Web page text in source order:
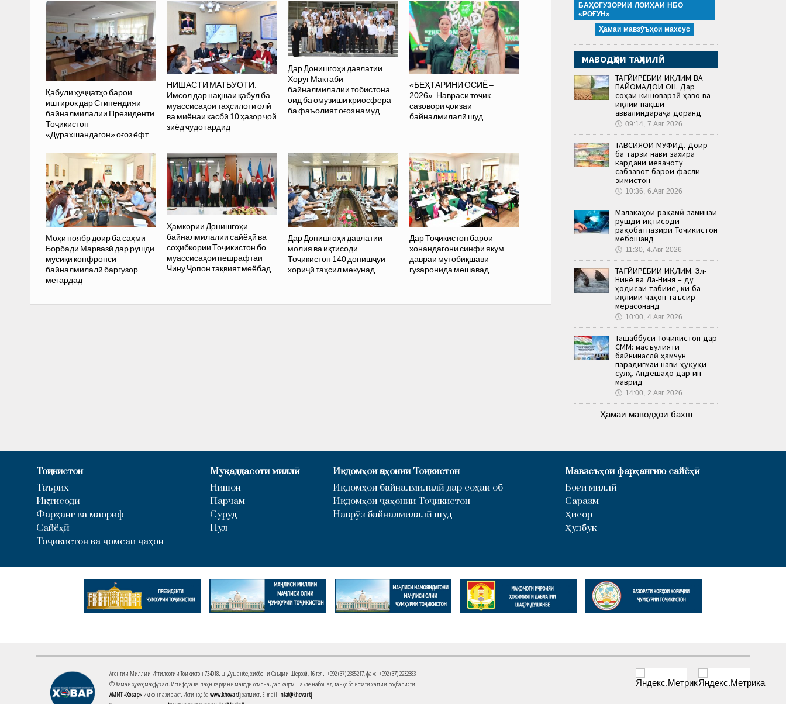
Қабули ҳуҷҷатҳо барои
иштирок дар Стипендияи
байналмилалии Президенти
Тоҷикистон
«Дурахшандагон» оғоз ёфт
НИШАСТИ МАТБУОТӢ.
Имсол дар нақшаи қабул ба
муассисаҳои таҳсилоти олӣ
ва миёнаи касбӣ 10 ҳазор ҷой
зиёд ҷудо гардид
Дар Донишгоҳи давлатии
Хоруғ Мактаби
байналмилалии тобистона
оид ба омӯзиши криосфера
ба фаъолият оғоз намуд
«БЕҲТАРИНИ ОСИЁ –
2026». Навраси тоҷик
сазовори ҷоизаи
байналмилалӣ шуд
Моҳи ноябр доир ба саҳми
Борбади Марвазӣ дар рушди
мусиқӣ конфронси
байналмилалӣ баргузор
мегардад
Ҳамкории Донишгоҳи
байналмилалии сайёҳӣ ва
соҳибкории Тоҷикистон бо
муассисаҳои пешрафтаи
Чину Ҷопон тақвият меёбад
Дар Донишгоҳи давлатии
молия ва иқтисоди
Тоҷикистон 140 донишҷӯи
хориҷӣ таҳсил мекунад
Дар Тоҷикистон барои
хонандагони синфи якум
давраи мутобиқшавӣ
гузаронида мешавад
БАҲОГУЗОРИИ ЛОИҲАИ НБО
«РОҒУН»
Ҳамаи мавзӯъҳои махсус
МАВОДҲОИ ТАҲЛИЛӢ
ТАҒЙИРЁБИИ ИҚЛИМ ВА
ПАЙОМАДҲОИ ОН. Дар
соҳаи кишоварзӣ ҳаво ва
иқлим нақши
аввалиндараҷа доранд
🕔 09:14, 7.Авг 2026
ТАВСИЯҲОИ МУФИД. Доир
ба тарзи нави захира
кардани меваҷоту
сабзавот барои фасли
зимистон
🕔 10:36, 6.Авг 2026
Малакаҳои рақамӣ заминаи
рушди иқтисоди
рақобатпазири Тоҷикистон
мебошанд
🕔 11:30, 4.Авг 2026
ТАҒЙИРЁБИИ ИҚЛИМ. Эл-
Нинё ва Ла-Ниня – ду
ҳодисаи табиие, ки ба
иқлими ҷаҳон таъсир
мерасонанд
🕔 10:00, 4.Авг 2026
Ташаббуси Тоҷикистон дар
СММ: масъулияти
байнинаслӣ ҳамчун
парадигмаи нави ҳуқуқи
сулҳ. Андешаҳо дар ин
маврид
🕔 14:00, 2.Авг 2026
Ҳамаи маводҳои бахш
Тоҷикистон
Таърих
Иқтисодӣ
Фарҳанг ва маориф
Сайёҳӣ
Тоҷикистон ва ҷомеаи ҷаҳон
Муқаддасоти миллӣ
Нишон
Парчам
Суруд
Пул
Иқдомҳои ҷаҳонии Тоҷикистон
Иқдомҳои байналмилалӣ дар соҳаи об
Иқдомҳои ҷаҳонии Тоҷикистон
Наврӯз байналмилалӣ шуд
Мавзеъҳои фарҳангию сайёҳӣ
Боғи миллӣ
Саразм
Ҳисор
Ҳулбук
Агентии Миллии Иттилоотии Тоҷикистон 734018. ш. Душанбе, хиёбони Саъдии Шерозӣ, 16 тел.: +992 (37) 2385217, факс: +992 (37) 2232383
© Ҳамаи ҳуқуқ маҳфуз аст. Истифода ва паҳн кардани маводи сомона, дар кадом шакле набошад, танҳо бо иҷозати хаттии роҳбарияти
АМИТ «Ховар» имконпазир аст. Истинод ба www.khovar.tjҳатмист. E-mail: niat@khovar.tj